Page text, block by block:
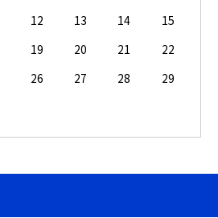
12 13 14
15
19 20 21
22
26 27 28
29